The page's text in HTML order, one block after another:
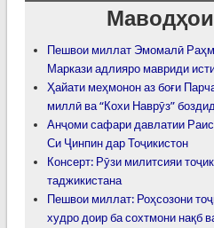
Пешвои миллат Эмомалӣ
Маркази адлияро мавриди
Ҳайати меҳмонон аз боғи
миллӣ ва “Кохи Наврӯз”
Анҷоми сафари давлатии
Си Ҷинпин дар Тоҷикистон
Консерт: Рӯзи милитсияи
таджикистана
Пешвои миллат: Роҳсозони
худро доир ба сохтмони нақб